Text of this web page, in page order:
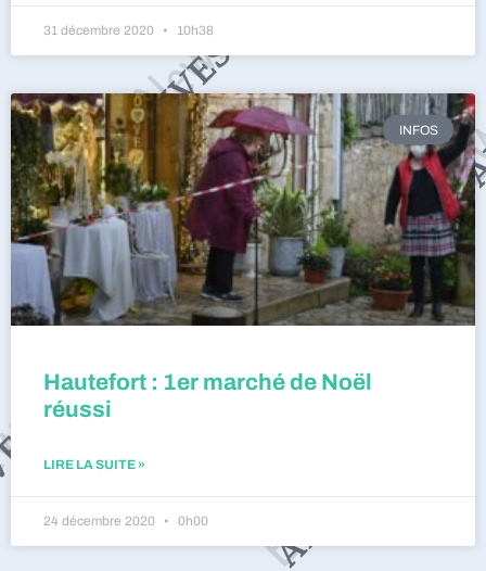
31 décembre 2020 10h38
INFOS
Hautefort : 1er marché de Noël
réussi
LIRE LA SUITE »
24 décembre 2020 0h00